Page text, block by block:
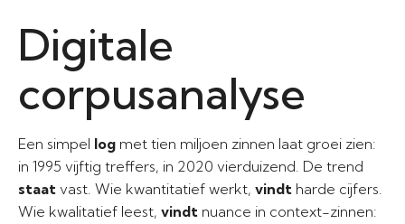
Digitale
corpusanalyse
Een simpel log met tien miljoen zinnen laat groei zien:
in 1995 vijftig treffers, in 2020 vierduizend. De trend
staat vast. Wie kwantitatief werkt, vindt harde cijfers.
Wie kwalitatief leest, vindt nuance in context-zinnen: